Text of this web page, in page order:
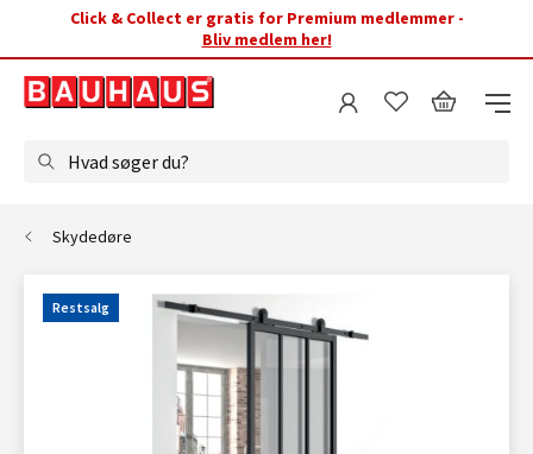
Click & Collect er gratis for Premium medlemmer -
Bliv medlem her!
Hvad søger du?
Skydedøre
Restsalg